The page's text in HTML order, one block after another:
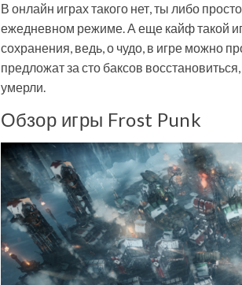
В онлайн играх такого нет, ты либо
ежедневном режиме. А еще кайф такой
сохранения, ведь, о чудо, в игре можно
предложат за сто баксов
умерли.
Обзор игры Frost Punk